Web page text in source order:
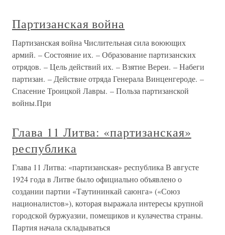
Партизанская война
Партизанская война Числительная сила воюющих
армий. – Состояние их. – Образование партизанских
отрядов. – Цель действий их. – Взятие Вереи. – Набеги
партизан. – Действие отряда Генерала Винценгероде. –
Спасение Троицкой Лавры. – Польза партизанской
войны.При
Глава 11 Литва: «партизанская»
республика
Глава 11 Литва: «партизанская» республика В августе
1924 года в Литве было официально объявлено о
создании партии «Таутининкай саюнга» («Союз
националистов»), которая выражала интересы крупной
городской буржуазии, помещиков и кулачества страны.
Партия начала складываться